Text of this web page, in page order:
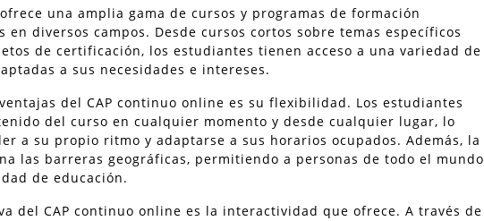
una amplia gama de cursos y programas de formación
diversos campos. Desde cursos cortos sobre temas específicos
de certificación, los estudiantes tienen acceso a una variedad de
a sus necesidades e intereses.
del CAP continuo online es su flexibilidad. Los estudiantes
del curso en cualquier momento y desde cualquier lugar, lo
a su propio ritmo y adaptarse a sus horarios ocupados. Además, la
las barreras geográficas, permitiendo a personas de todo el mundo
de educación.
del CAP continuo online es la interactividad que ofrece. A través de